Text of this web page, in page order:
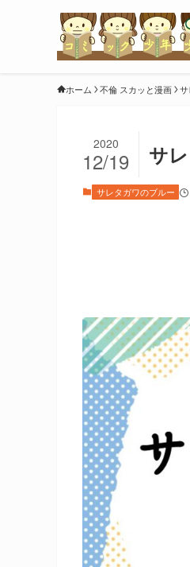
ホーム 不倫 スカッと漫画
サ
2020
12/19
サレタガワのブルー